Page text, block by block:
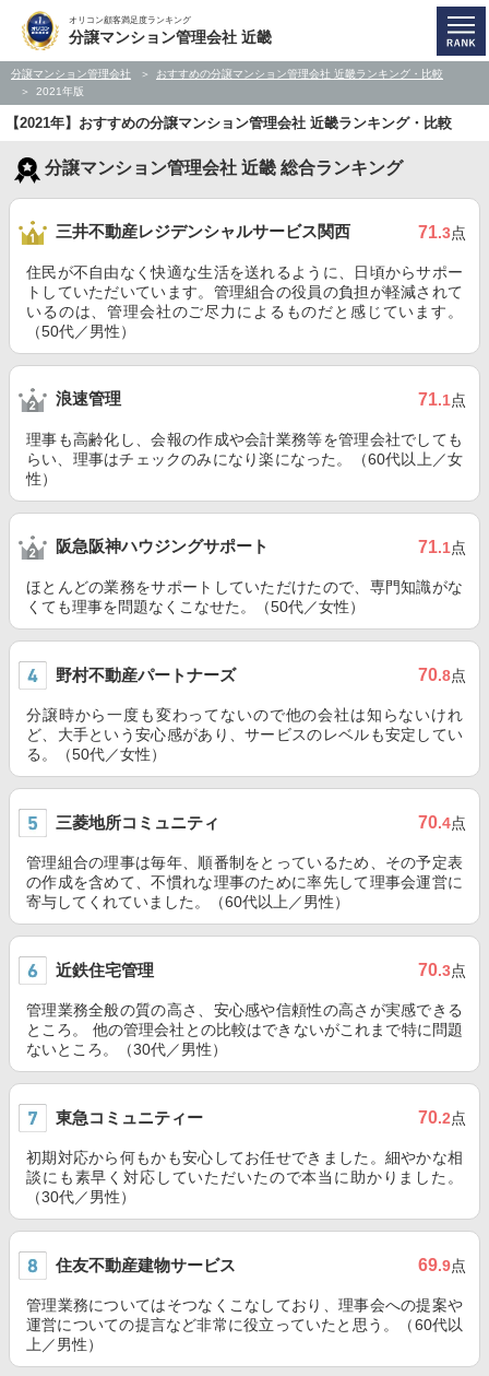
オリコン顧客満足度ランキング
分譲マンション管理会社 近畿
分譲マンション管理会社
おすすめの分譲マンション管理会社 近畿ランキング・比較
2021年版
【2021年】おすすめの分譲マンション管理会社 近畿ランキング・比較
分譲マンション管理会社 近畿 総合ランキング
三井不動産レジデンシャルサービス関西 71.3点
住民が不自由なく快適な生活を送れるように、日頃からサポー
トしていただいています。管理組合の役員の負担が軽減されて
いるのは、管理会社のご尽力によるものだと感じています。
（50代／男性）
浪速管理 71.1点
理事も高齢化し、会報の作成や会計業務等を管理会社でしても
らい、理事はチェックのみになり楽になった。（60代以上／女
性）
阪急阪神ハウジングサポート 71.1点
ほとんどの業務をサポートしていただけたので、専門知識がな
くても理事を問題なくこなせた。（50代／女性）
野村不動産パートナーズ 70.8点
分譲時から一度も変わってないので他の会社は知らないけれ
ど、大手という安心感があり、サービスのレベルも安定してい
る。（50代／女性）
三菱地所コミュニティ 70.4点
管理組合の理事は毎年、順番制をとっているため、その予定表
の作成を含めて、不慣れな理事のために率先して理事会運営に
寄与してくれていました。（60代以上／男性）
近鉄住宅管理 70.3点
管理業務全般の質の高さ、安心感や信頼性の高さが実感できる
ところ。 他の管理会社との比較はできないがこれまで特に問題
ないところ。（30代／男性）
東急コミュニティー 70.2点
初期対応から何もかも安心してお任せできました。細やかな相
談にも素早く対応していただいたので本当に助かりました。
（30代／男性）
住友不動産建物サービス 69.9点
管理業務についてはそつなくこなしており、理事会への提案や
運営についての提言など非常に役立っていたと思う。（60代以
上／男性）